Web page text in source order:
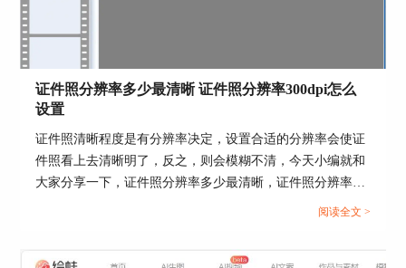
最后将制作好的照片打印出来即可，使用证照之星
制作证件照真的很简单，很专业，同时还有很多模
板提供，还可以替换背景，美白皮肤，真的赶紧去
证照之星官网下载使用吧
证件照分辨率多少最清晰 证件照分辨率300dpi怎么
设置
证件照清晰程度是有分辨率决定，设置合适的分辨率会使证
件照看上去清晰明了，反之，则会模糊不清，今天小编就和
大家分享一下，证件照分辨率多少最清晰，证件照分辨率
阅读全文 >